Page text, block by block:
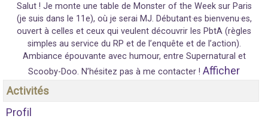
Salut ! Je monte une table de Monster of the Week sur Paris
(je suis dans le 11e), où je serai MJ. Débutant·es bienvenu·es,
ouvert à celles et ceux qui veulent découvrir les PbtA (règles
simples au service du RP et de l’enquête et de l’action).
Ambiance épouvante avec humour, entre Supernatural et
Scooby-Doo. N’hésitez pas à me contacter ! Afficher
Activités
Profil